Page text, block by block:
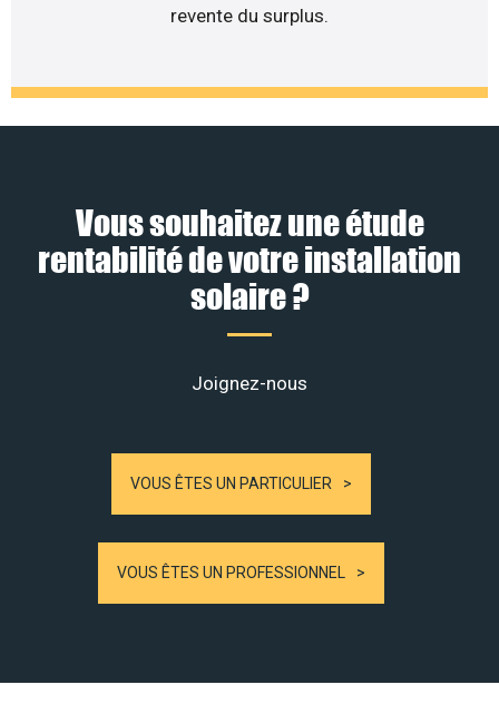
revente du surplus.
Vous souhaitez une étude
rentabilité de votre installation
solaire ?
Joignez-nous
VOUS ÊTES UN PARTICULIER
VOUS ÊTES UN PROFESSIONNEL